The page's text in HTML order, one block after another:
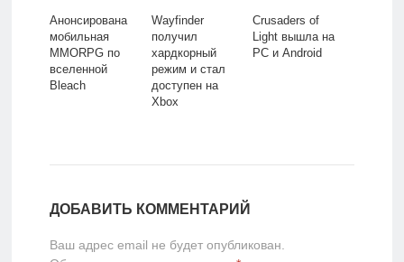
Анонсирована
мобильная
MMORPG по
вселенной
Bleach
Wayfinder
получил
хардкорный
режим и стал
доступен на
Xbox
Crusaders of
Light вышла на
PC и Android
ДОБАВИТЬ КОММЕНТАРИЙ
Ваш адрес email не будет опубликован.